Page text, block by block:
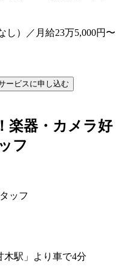
し）／月給23万5,000円〜
ービスに申し込む
楽器・カメラ好
フ
ッフ
木駅」より車で4分